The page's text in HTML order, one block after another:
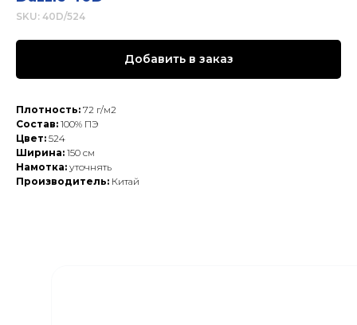
SKU: 40D/524
Добавить в заказ
Плотность: 72 г/м2
Состав: 100% ПЭ
Цвет: 524
Ширина: 150 см
Намотка: уточнять
Производитель: Китай